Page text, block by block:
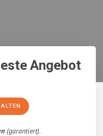
Angebot
(garantiert).